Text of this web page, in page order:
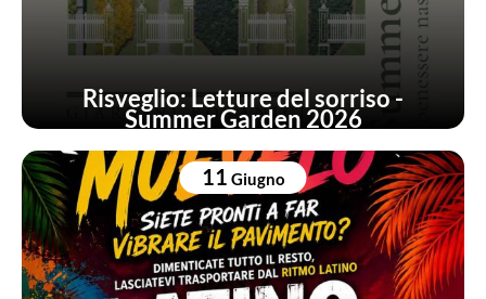
Risveglio: Letture del sorriso -
Summer Garden 2026
11 Giugno